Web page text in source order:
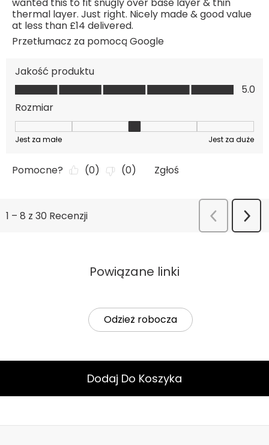
Powiązane linki
Odzież robocza
Dodaj Do Koszyka